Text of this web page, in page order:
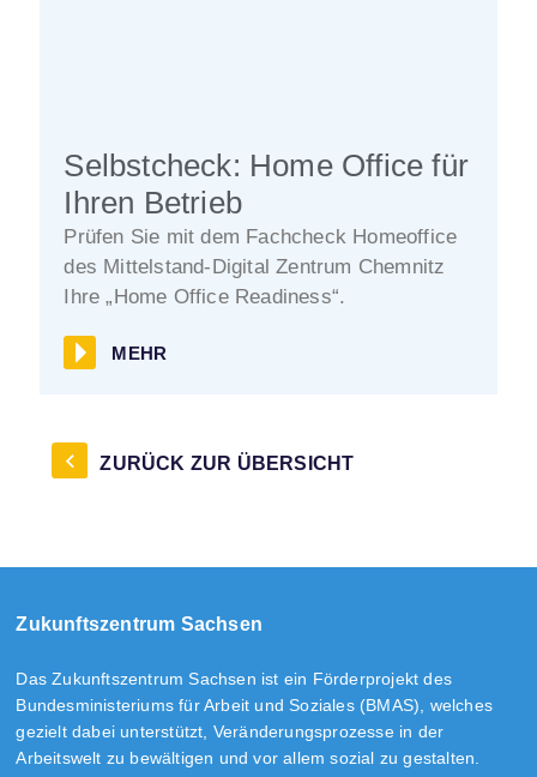
Selbstcheck: Home Office für
Ihren Betrieb
Prüfen Sie mit dem Fachcheck Homeoffice
des Mittelstand-Digital Zentrum Chemnitz
Ihre „Home Office Readiness“.
MEHR
ZURÜCK ZUR ÜBERSICHT
Zukunftszentrum Sachsen
Das Zukunftszentrum Sachsen ist ein Förderprojekt des
Bundesministeriums für Arbeit und Soziales (BMAS), welches
gezielt dabei unterstützt, Veränderungsprozesse in der
Arbeitswelt zu bewältigen und vor allem sozial zu gestalten.